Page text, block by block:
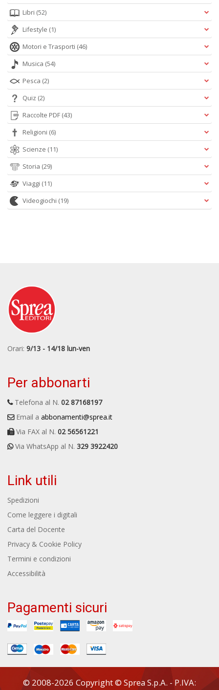
Libri (52)
Lifestyle (1)
Motori e Trasporti (46)
Musica (54)
Pesca (2)
Quiz (2)
Raccolte PDF (43)
Religioni (6)
Scienze (11)
Storia (29)
Viaggi (11)
Videogiochi (19)
Orari: 9/13 - 14/18 lun-ven
Per abbonarti
Telefona al N. 02 87168197
Email a abbonamenti@sprea.it
Via FAX al N. 02 56561221
Via WhatsApp al N. 329 3922420
Link utili
Spedizioni
Come leggere i digitali
Carta del Docente
Privacy & Cookie Policy
Termini e condizioni
Accessibilità
Pagamenti sicuri
© 2008-2026 Copyright © Sprea S.p.A. - P.IVA: